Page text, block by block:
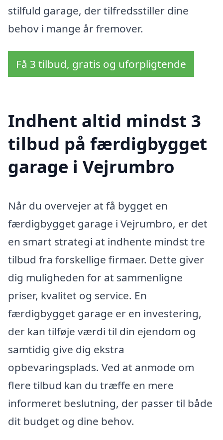
stilfuld garage, der tilfredsstiller dine
behov i mange år fremover.
Få 3 tilbud, gratis og uforpligtende
Indhent altid mindst 3
tilbud på færdigbygget
garage i Vejrumbro
Når du overvejer at få bygget en
færdigbygget garage i Vejrumbro, er det
en smart strategi at indhente mindst tre
tilbud fra forskellige firmaer. Dette giver
dig muligheden for at sammenligne
priser, kvalitet og service. En
færdigbygget garage er en investering,
der kan tilføje værdi til din ejendom og
samtidig give dig ekstra
opbevaringsplads. Ved at anmode om
flere tilbud kan du træffe en mere
informeret beslutning, der passer til både
dit budget og dine behov.